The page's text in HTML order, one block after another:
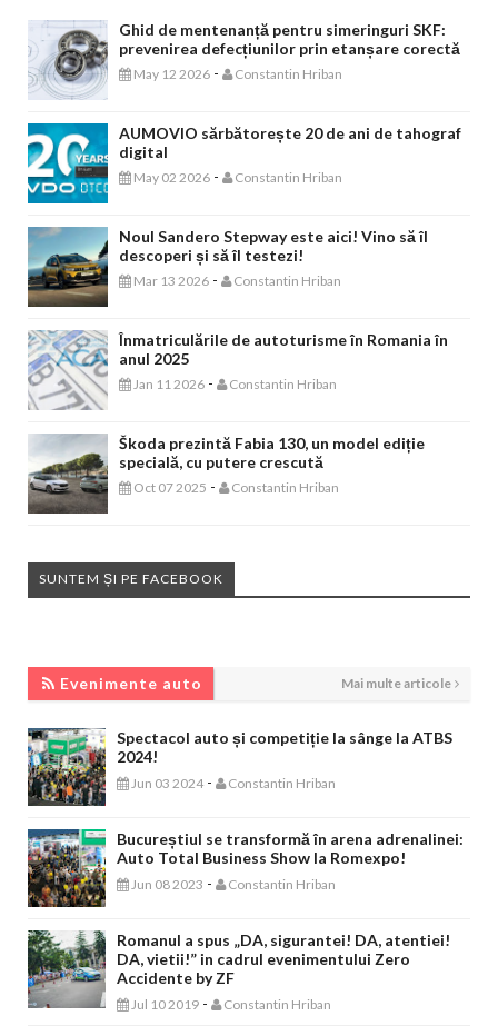
Ghid de mentenanță pentru simeringuri SKF:
prevenirea defecțiunilor prin etanșare corectă
May 12 2026 - Constantin Hriban
AUMOVIO sărbătorește 20 de ani de tahograf
digital
May 02 2026 - Constantin Hriban
Noul Sandero Stepway este aici! Vino să îl
descoperi și să îl testezi!
Mar 13 2026 - Constantin Hriban
Înmatriculările de autoturisme în Romania în
anul 2025
Jan 11 2026 - Constantin Hriban
Škoda prezintă Fabia 130, un model ediție
specială, cu putere crescută
Oct 07 2025 - Constantin Hriban
SUNTEM ȘI PE FACEBOOK
Evenimente auto Mai multe articole
Spectacol auto și competiție la sânge la ATBS
2024!
Jun 03 2024 - Constantin Hriban
Bucureștiul se transformă în arena adrenalinei:
Auto Total Business Show la Romexpo!
Jun 08 2023 - Constantin Hriban
Romanul a spus „DA, sigurantei! DA, atentiei!
DA, vietii!” in cadrul evenimentului Zero
Accidente by ZF
Jul 10 2019 - Constantin Hriban